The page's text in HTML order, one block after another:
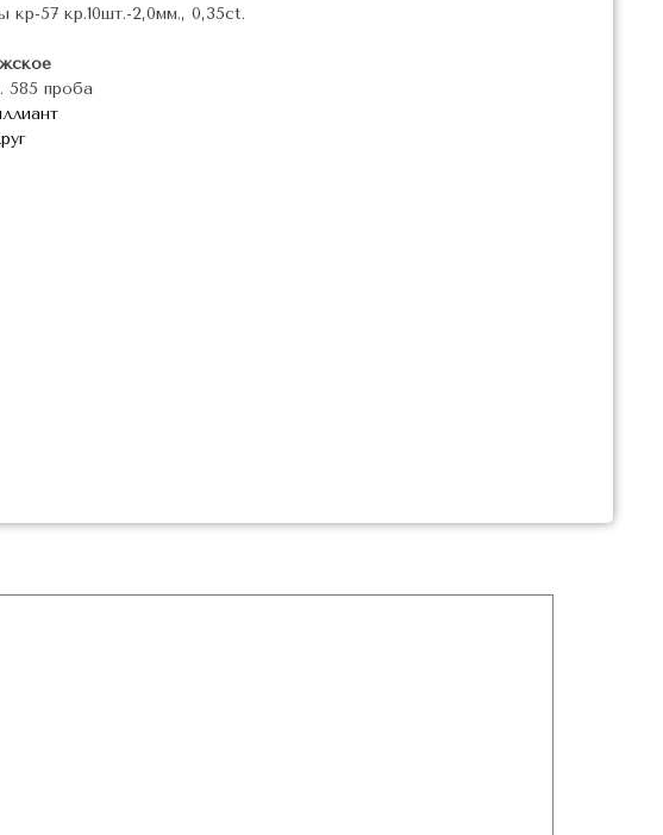
кр-57 кр.10шт.-2,0мм., 0,35ct.
585 проба